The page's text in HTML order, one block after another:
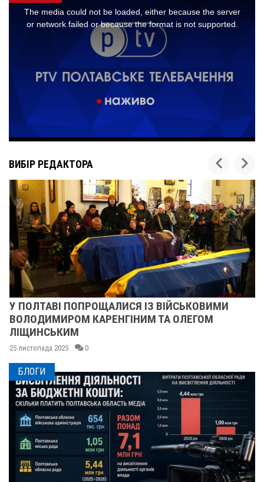
ВИБІР РЕДАКТОРА
У ПОЛТАВІ ПОПРОЩАЛИСЯ ІЗ ВІЙСЬКОВИМИ
ВОЛОДИМИРОМ КАРЕНГІНИМ ТА ОЛЕГОМ
ЛІЩИНСЬКИМ
25 листопада 2025 0
БЛОГИ